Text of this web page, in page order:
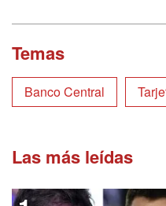
Temas
Banco Central
Las más leídas